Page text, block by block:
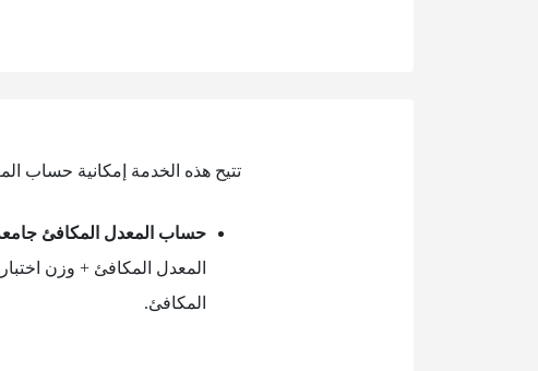
تتيح هذه الخدمة إمكانية حساب
حساب المعدل المكافئ
المعدل المكافئ + وزن
المكافئ.